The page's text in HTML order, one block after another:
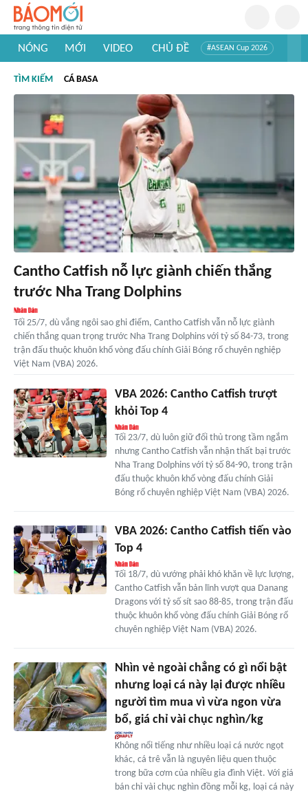
NÓNG MỚI VIDEO CHỦ ĐỀ #ASEAN Cup 2026
#Khám phá thế giới
TÌM KIẾM CÁ BASA
Cantho Catfish nỗ lực giành chiến thắng
trước Nha Trang Dolphins
Tối 25/7, dù vắng ngôi sao ghi điểm, Cantho Catfish vẫn nỗ lực giành
chiến thắng quan trọng trước Nha Trang Dolphins với tỷ số 84-73, trong
trận đấu thuộc khuôn khổ vòng đấu chính Giải Bóng rổ chuyên nghiệp
Việt Nam (VBA) 2026.
VBA 2026: Cantho Catfish trượt
khỏi Top 4
Tối 23/7, dù luôn giữ đối thủ trong tầm ngắm
nhưng Cantho Catfish vẫn nhận thất bại trước
Nha Trang Dolphins với tỷ số 84-90, trong trận
đấu thuộc khuôn khổ vòng đấu chính Giải
Bóng rổ chuyên nghiệp Việt Nam (VBA) 2026.
VBA 2026: Cantho Catfish tiến vào
Top 4
Tối 18/7, dù vướng phải khó khăn về lực lượng,
Cantho Catfish vẫn bản lĩnh vượt qua Danang
Dragons với tỷ số sít sao 88-85, trong trận đấu
thuộc khuôn khổ vòng đấu chính Giải Bóng rổ
chuyên nghiệp Việt Nam (VBA) 2026.
Nhìn vẻ ngoài chẳng có gì nổi bật
nhưng loại cá này lại được nhiều
người tìm mua vì vừa ngon vừa
bổ, giá chỉ vài chục nghìn/kg
Không nổi tiếng như nhiều loại cá nước ngọt
khác, cá trê vẫn là nguyên liệu quen thuộc
trong bữa cơm của nhiều gia đình Việt. Với giá
bán chỉ vài chục nghìn đồng mỗi kg, loại cá này